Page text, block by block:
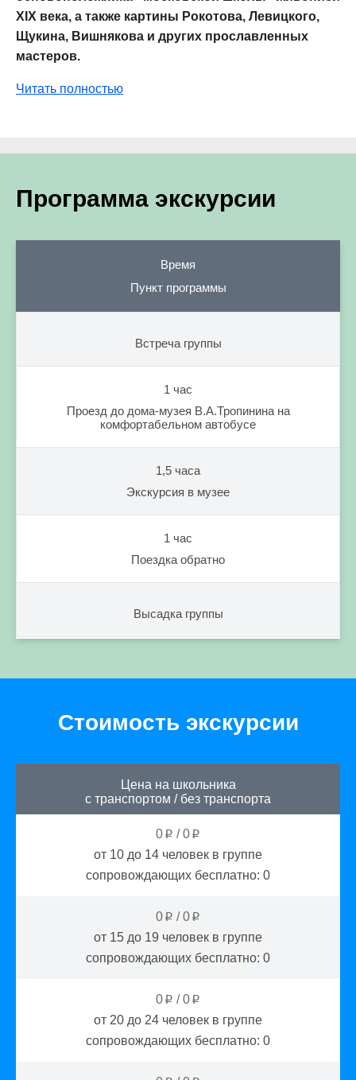
XIX века, а также картины Рокотова, Левицкого,
Щукина, Вишнякова и других прославленных
мастеров.
Читать полностью
Программа экскурсии
Время
Пункт программы
Встреча группы
1 час
Проезд до дома-музея В.А.Тропинина на
комфортабельном автобусе
1,5 часа
Экскурсия в музее
1 час
Поездка обратно
Высадка группы
Стоимость экскурсии
Цена на школьника
с транспортом / без транспорта
0 p /0 p
от 10 до 14 человек в группе
сопровождающих бесплатно: 0
0 p /0 p
от 15 до 19 человек в группе
сопровождающих бесплатно: 0
0 p /0 p
от 20 до 24 человек в группе
сопровождающих бесплатно: 0